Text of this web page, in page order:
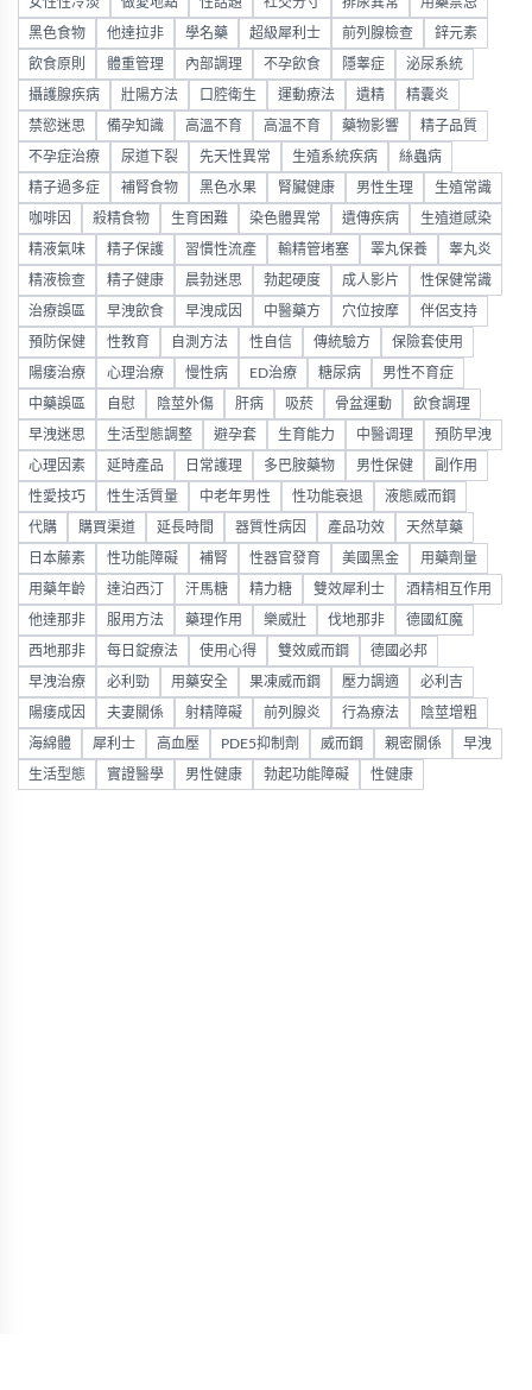
女性性冷淡 做愛地點 性話題 社交分寸 排尿異常 用藥禁忌
黑色食物 他達拉非 學名藥 超級犀利士 前列腺檢查 鋅元素
飲食原則 體重管理 內部調理 不孕飲食 隱睾症 泌尿系統
攝護腺疾病 壯陽方法 口腔衛生 運動療法 遺精 精囊炎
禁慾迷思 備孕知識 高溫不育 高温不育 藥物影響 精子品質
不孕症治療 尿道下裂 先天性異常 生殖系統疾病 絲蟲病
精子過多症 補腎食物 黑色水果 腎臟健康 男性生理 生殖常識
咖啡因 殺精食物 生育困難 染色體異常 遺傳疾病 生殖道感染
精液氣味 精子保護 習慣性流產 輸精管堵塞 睪丸保養 睾丸炎
精液檢查 精子健康 晨勃迷思 勃起硬度 成人影片 性保健常識
治療誤區 早洩飲食 早洩成因 中醫藥方 穴位按摩 伴侶支持
預防保健 性教育 自測方法 性自信 傳統驗方 保險套使用
陽痿治療 心理治療 慢性病 ED治療 糖尿病 男性不育症
中藥誤區 自慰 陰莖外傷 肝病 吸菸 骨盆運動 飲食調理
早洩迷思 生活型態調整 避孕套 生育能力 中醫调理 預防早洩
心理因素 延時產品 日常護理 多巴胺藥物 男性保健 副作用
性愛技巧 性生活質量 中老年男性 性功能衰退 液態威而鋼
代購 購買渠道 延長時間 器質性病因 產品功效 天然草藥
日本藤素 性功能障礙 補腎 性器官發育 美國黑金 用藥劑量
用藥年齡 達泊西汀 汗馬糖 精力糖 雙效犀利士 酒精相互作用
他達那非 服用方法 藥理作用 樂威壯 伐地那非 德國紅魔
西地那非 每日錠療法 使用心得 雙效威而鋼 德國必邦
早洩治療 必利勁 用藥安全 果凍威而鋼 壓力調適 必利吉
陽痿成因 夫妻關係 射精障礙 前列腺炎 行為療法 陰莖增粗
海綿體 犀利士 高血壓 PDE5抑制劑 威而鋼 親密關係 早洩
生活型態 實證醫學 男性健康 勃起功能障礙 性健康